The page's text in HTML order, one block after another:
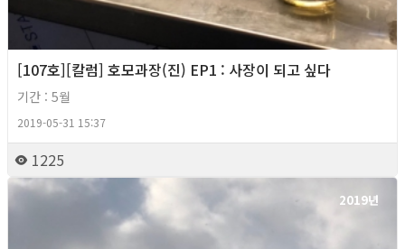
[107호][칼럼] 호모과장(진) EP1 : 사장이 되고 싶다
기간 : 5월
2019-05-31 15:37
1225
2019년